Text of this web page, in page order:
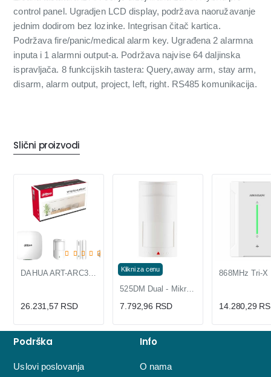
control panel. Ugradjen LCD display, podržava naoružavanje
jednim dodirom bez lozinke. Integrisan čitač kartica.
Podržava fire/panic/medical alarm key. Ugrađena 2 alarmna
inputa i 1 alarmni output-a. Podržava najvise 64 daljinska
ispravljača. 8 funkcijskih tastera: Query,away arm, stay arm,
disarm, alarm output, project, left, right. RS485 komunikacija.
Slični proizvodi
DAHUA ART-ARC3000H-03-GW2(868) Alarm KIT
26.231,57 RSD
Klikni za cenu
525DM Dual - Mikrotalasni i IC senzor sa 3 LED diode
7.792,96 RSD 14.280,29
Podrška
Uslovi poslovanja
Info
O nama